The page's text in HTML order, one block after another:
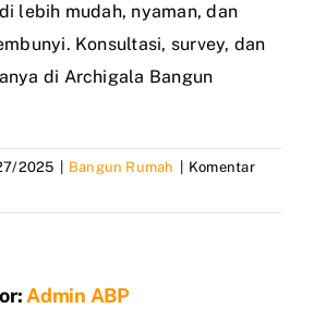
lebih mudah, nyaman, dan
Konsultasi, survey, dan
di Archigala Bangun
2025 Bangun Rumah
Komentar
Admin ABP